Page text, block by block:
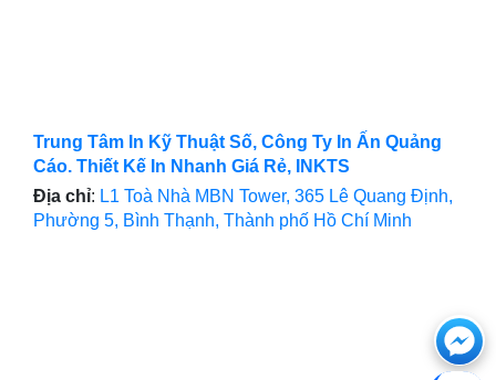
Trung Tâm In Kỹ Thuật Số, Công Ty In Ấn Quảng
Cáo. Thiết Kế In Nhanh Giá Rẻ, INKTS
Địa chỉ: L1 Toà Nhà MBN Tower, 365 Lê Quang Định,
Phường 5, Bình Thạnh, Thành phố Hồ Chí Minh